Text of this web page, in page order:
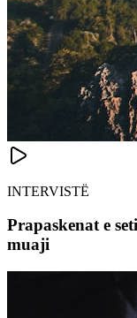
INTERVISTË
Prapaskenat e
muaji